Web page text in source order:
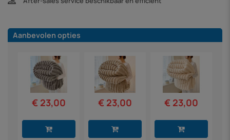
Aanbevolen opties
€ 23,00 € 23,00 € 23,00